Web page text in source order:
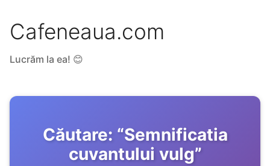
Cafeneaua.com
Lucrăm la ea! 😊
Căutare: “Semnificatia
cuvantului vulg”